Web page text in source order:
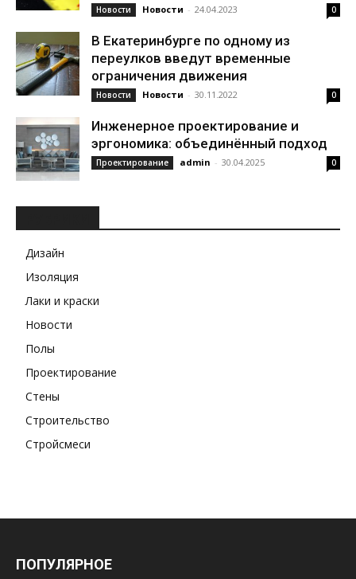
Новости Новости - 24.04.2023 0
В Екатеринбурге по одному из
переулков введут временные
ограничения движения
Новости Новости - 30.11.2022 0
Инженерное проектирование и
эргономика: объединённый подход
Проектирование admin - 30.04.2025 0
Дизайн
Изоляция
Лаки и краски
Новости
Полы
Проектирование
Стены
Строительство
Стройсмеси
ПОПУЛЯРНОЕ